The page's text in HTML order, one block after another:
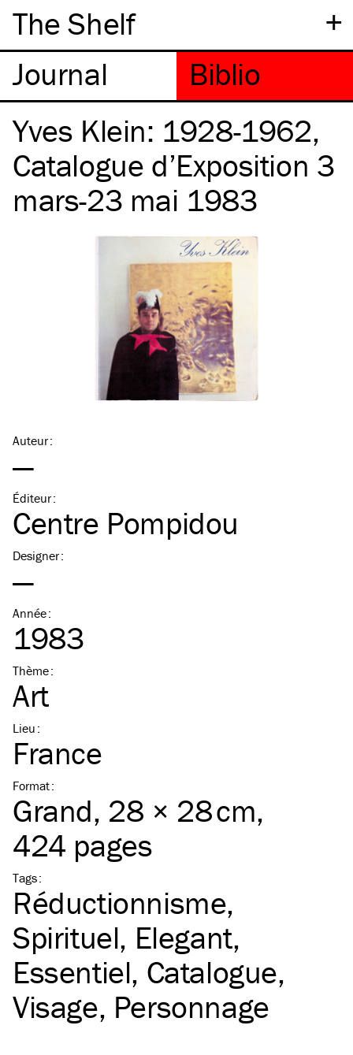
+
The Shelf
Yves Klein: 1928-1962,
Catalogue d’Exposition 3
mars-23 mai 1983
Auteur:
—
Éditeur:
Centre Pompidou
Designer:
—
Année:
1983
Thème:
Art
Lieu :
France
Format:
Grand, 28 × 28 cm,
424 pages
Tags:
Réductionnisme
Spirituel Elegant
Essentiel Catalogue
Visage Personnage